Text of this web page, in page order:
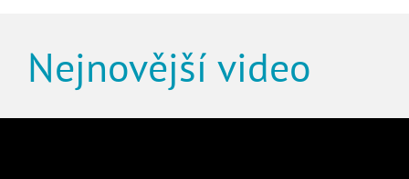
Nejnovější video